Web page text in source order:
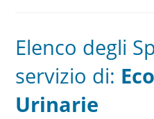
Elenco degli
servizio di:
Urinarie